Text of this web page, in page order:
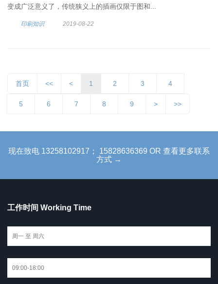
变成广泛意义了，传统狭义上的插画仅限于图和...
印刷知识 2019-08-22
首页 << < 1 2 3 4
5 6 7 8 9 > >>
现在致电 13258102917； 15828636369 OR 查看更多联系
方式 →
工作时间 Working Time